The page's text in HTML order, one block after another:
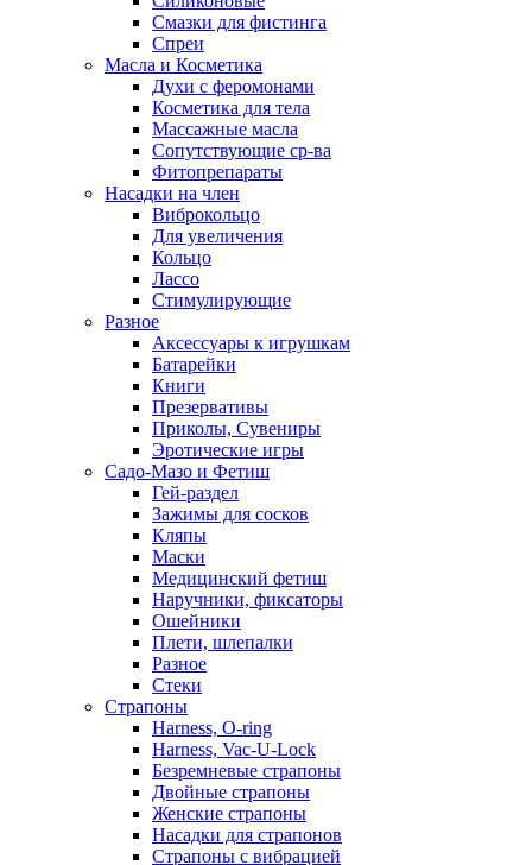
Смазки для фистинга
Спреи
Масла и Косметика
Духи с феромонами
Косметика для тела
Массажные масла
Сопутствующие ср-ва
Фитопрепараты
Насадки на член
Виброкольцо
Для увеличения
Кольцо
Лассо
Стимулирующие
Разное
Аксессуары к игрушкам
Батарейки
Книги
Презервативы
Приколы, Сувениры
Эротические игры
Садо-Мазо и Фетиш
Гей-раздел
Зажимы для сосков
Кляпы
Маски
Медицинский фетиш
Наручники, фиксаторы
Ошейники
Плети, шлепалки
Разное
Стеки
Страпоны
Harness, O-ring
Harness, Vac-U-Lock
Безремневые страпоны
Двойные страпоны
Женские страпоны
Насадки для страпонов
Страпоны с вибрацией